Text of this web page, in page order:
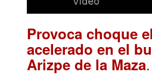
Provoca choque
acelerado en el
Arizpe de la Maza